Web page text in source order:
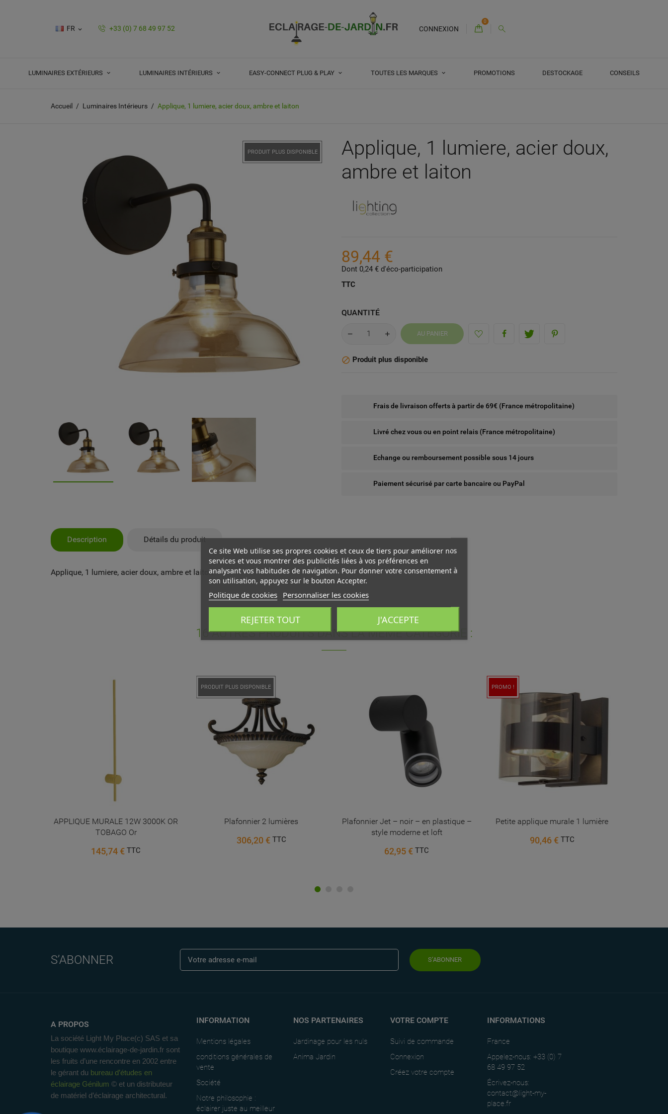
FR  +33 (0) 7 68 49 97 52 CONNEXION
0
LUMINAIRES EXTÉRIEURS LUMINAIRES INTÉRIEURS EASY-CONNECT PLUG & PLAY TOUTES LES MARQUES PROMOTIONS DESTOCKAGE CONSEILS
Accueil Luminaires Intérieurs Applique, 1 lumiere, acier doux, ambre et laiton
PRODUIT PLUS DISPONIBLE
Applique, 1 lumiere, acier doux,
ambre et laiton
89,44 €
Dont 0,24 € d'éco-participation
TTC
QUANTITÉ
AU PANIER
 Produit plus disponible
Frais de livraison offerts à partir de 69€ (France métropolitaine)
Livré chez vous ou en point relais (France métropolitaine)
Echange ou remboursement possible sous 14 jours
Paiement sécurisé par carte bancaire ou PayPal
Description Détails du produit
Applique, 1 lumiere, acier doux, ambre et laiton
16 AUTRES PRODUITS DANS LA MÊME CATÉGORIE :
APPLIQUE MURALE 12W 3000K OR
TOBAGO Or
145,74 €TTC
PROMO !
PRODUIT PLUS DISPONIBLE
Plafonnier 2 lumières
306,20 € TTC
Plafonnier Jet – noir – en plastique –
style moderne et loft
62,95 €TTC
PROMO !
Petite applique murale 1 lumière
90,46 € TTC
S’ABONNER S’ABONNER
A PROPOS
La société Light My Place(c) SAS et sa
boutique www.éclairage-de-jardin.fr sont
les fruits d’une rencontre en 2002 entre
le gérant du bureau d’études en
éclairage Génilum © et un distributeur
de matériel d’éclairage architectural.
INFORMATION
Mentions légales
conditions générales de
vente
Société
Notre philosophie :
éclairer juste au meilleur
NOS PARTENAIRES
Jardinage pour les nuls
Anima Jardin
VOTRE COMPTE
Suivi de commande
Connexion
Créez votre compte
INFORMATIONS
France
Appelez-nous: +33 (0) 7
68 49 97 52
Écrivez-nous:
contact@light-my-
place.fr
MY WISHLISTS
add_circle_outlineCreate new list
CRÉER UNE LISTE D'ENVIES
NOM DE LA LISTE D'ENVIES
Créer une liste d'envies
CONNEXION
Ce site Web utilise ses propres cookies et ceux de tiers pour améliorer nos
services et vous montrer des publicités liées à vos préférences en
analysant vos habitudes de navigation. Pour donner votre consentement à
son utilisation, appuyez sur le bouton Accepter.
Politique de cookies Personnaliser les cookies
REJETER TOUT J'ACCEPTE